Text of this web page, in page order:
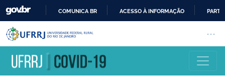
COMUNICA BR ACESSO À INFORMAÇÃO
Pular barra institucional
Barra institucional da